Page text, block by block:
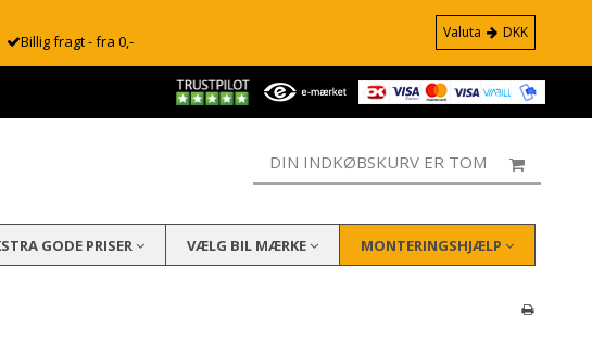
Billig fragt - fra 0,- Valuta DKK
DIN INDKØBSKURV ER TOM
GODE PRISER VÆLG BIL MÆRKE MONTERINGSHJÆLP